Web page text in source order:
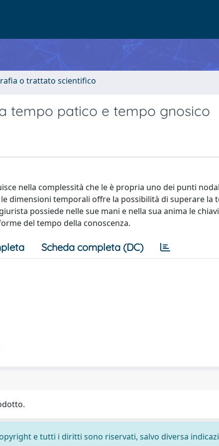
o trattato scientifico
tempo patico e tempo gnosico
nella complessità che le è propria uno dei punti
dimensioni temporali offre la possibilità di superare la
possiede nelle sue mani e nella sua anima le
del tempo della conoscenza.
Scheda completa (DC)
e tutti i diritti sono riservati, salvo diversa